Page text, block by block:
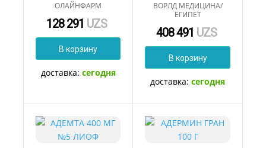
ОЛАЙНФАРМ
128 291 UZS
В корзину
доставка: сегодня
ВОРЛД МЕДИЦИНА/
ЕГИПЕТ
408 491 UZS
В корзину
доставка:сегодня